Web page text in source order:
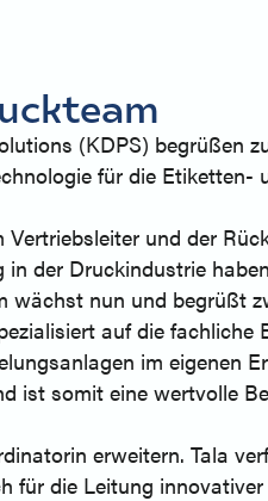
(KDPS) begrüßen
für die Etiketten-
und der
der Druckindustrie
wächst nun und begrüßt
auf die fachliche
im eigenen
ist somit eine wertvolle
erweitern. Tala
die Leitung